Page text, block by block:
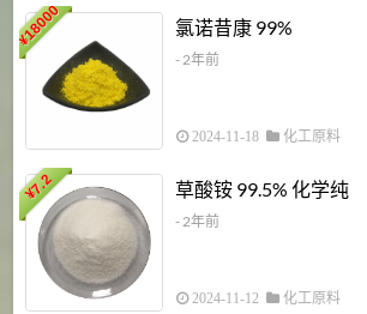
¥
18000 氯诺昔康 99%
- 2年前
2024-11-18 化工原料
¥
7.2 草酸铵 99.5% 化学纯
- 2年前
2024-11-12 化工原料